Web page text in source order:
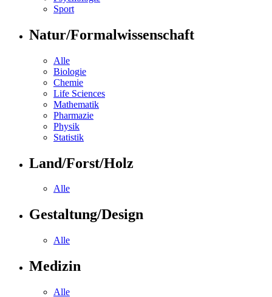
Sport
Natur/Formalwissenschaft
Alle
Biologie
Chemie
Life Sciences
Mathematik
Pharmazie
Physik
Statistik
Land/Forst/Holz
Alle
Gestaltung/Design
Alle
Medizin
Alle